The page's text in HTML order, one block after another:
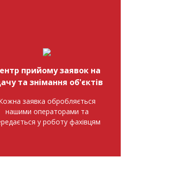
прийому заявок на
та знімання об'єктів
заявка обробляється
нашими операторами та
у роботу фахівцям